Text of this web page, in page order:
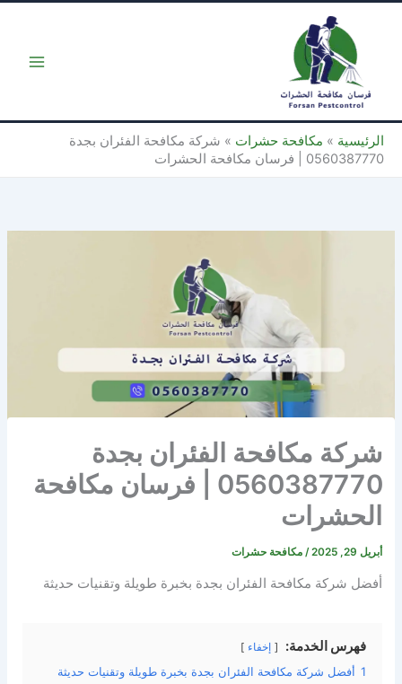
المحتوى
الرئيسية » مكافحة حشرات » شركة مكافحة الفئران بجدة
0560387770 | فرسان مكافحة الحشرات
شركة مكافحة الفئران بجدة
0560387770 | فرسان مكافحة
الحشرات
أبريل 29, 2025 /مكافحة حشرات
أفضل شركة مكافحة الفئران بجدة بخبرة طويلة وتقنيات حديثة
فهرس الخدمة: إخفاء
1 أفضل شركة مكافحة الفئران بجدة بخبرة طويلة وتقنيات حديثة